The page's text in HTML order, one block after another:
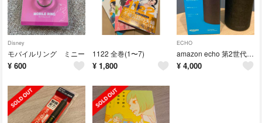
Disney
モバイルリング ミニー
¥ 600
1122 全巻(1〜7)
¥ 1,800
ECHO
amazon echo 第2世代スマートスピーカー
¥ 4,000